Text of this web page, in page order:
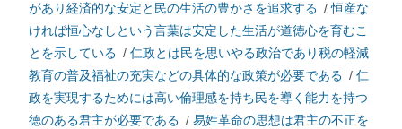
があり経済的な安定と民の生活の豊かさを追求する /恒産な
ければ恒心なしという言葉は安定した生活が道徳心を育むこ
とを示している / 仁政とは民を思いやる政治であり税の軽減
教育の普及福祉の充実などの具体的な政策が必要である / 仁
政を実現するためには高い倫理感を持ち民を導く能力を持つ
徳のある君主が必要である / 易姓革命の思想は君主の不正を